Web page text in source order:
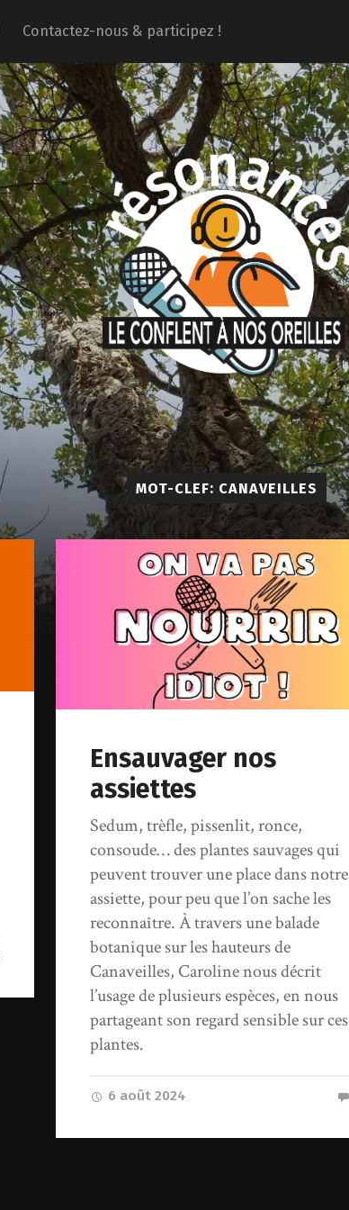
Contactez-nous & participez !
MOT-CLEF: CANAVEILLES
Ensauvager nos
assiettes
Sedum, trèfle, pissenlit, ronce,
consoude… des plantes sauvages qui
peuvent trouver une place dans notre
assiette, pour peu que l’on sache les
reconnaître. À travers une balade
botanique sur les hauteurs de
Canaveilles, Caroline nous décrit
l’usage de plusieurs espèces, en nous
partageant son regard sensible sur ces
plantes.
6 août 2024